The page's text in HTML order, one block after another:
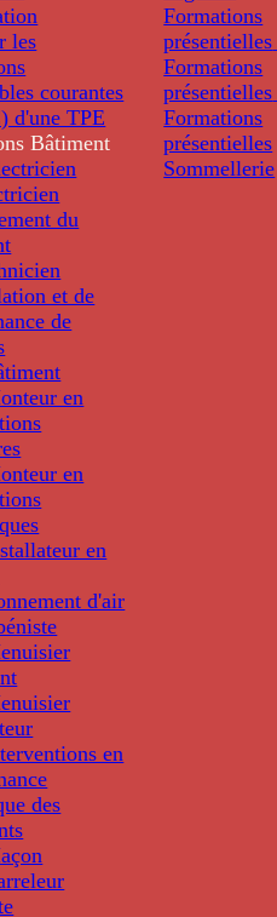
les
courantes
d'une TPE
Bâtiment
du
et de
de
en
en
en
d'air
en
des
Formations
présentielles
Formations
présentielles
Formations
présentielles
Sommellerie